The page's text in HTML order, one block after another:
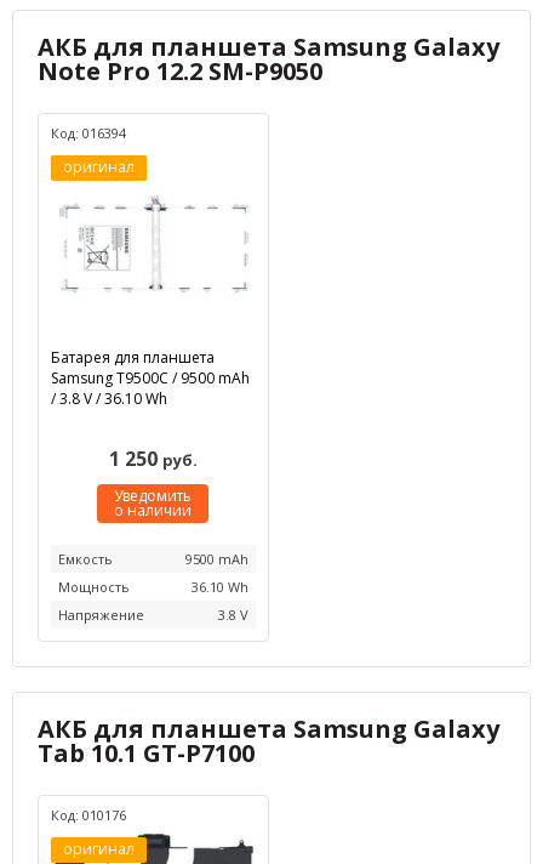
АКБ для планшета Samsung Galaxy
Note Pro 12.2 SM-P9050
Код: 016394
оригинал
Батарея для планшета
Samsung T9500C / 9500 mAh
/ 3.8 V / 36.10 Wh
1 250 руб.
Уведомить
о наличии
Емкость
9500 mAh
Мощность
36.10 Wh
Напряжение
3.8 V
АКБ для планшета Samsung Galaxy
Tab 10.1 GT-P7100
Код: 010176
оригинал